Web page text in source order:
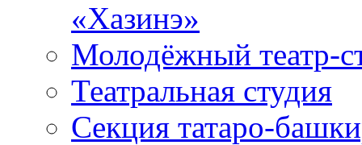
«Хазинэ»
Молодёжный театр-
Театральная студия
Секция татаро-